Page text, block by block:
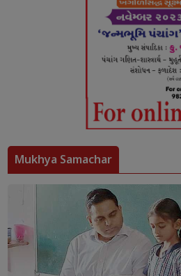
Mukhya Samachar